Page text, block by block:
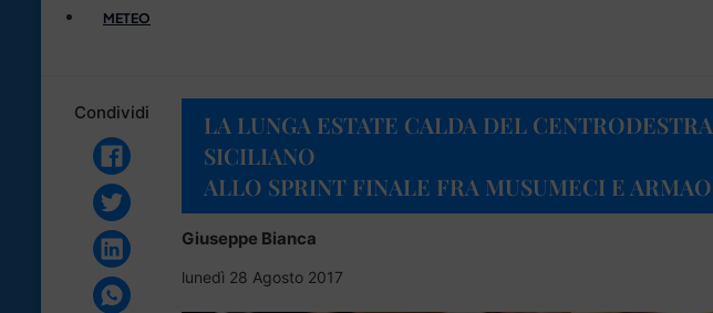
METEO
Condividi
LA LUNGA ESTATE CALDA DEL CENTRODESTRA
SICILIANO
ALLO SPRINT FINALE FRA MUSUMECI E ARMAO
Giuseppe Bianca
lunedì 28 Agosto 2017